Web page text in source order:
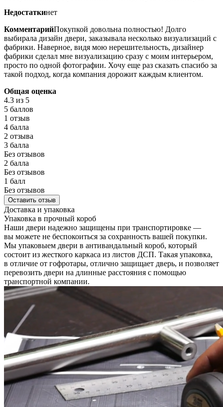
Недостаткинет
КомментарийПокупкой довольна полностью! Долго
выбирала дизайн двери, заказывала несколько визуализаций с
фабрики. Наверное, видя мою нерешительность, дизайнер
фабрики сделал мне визуализацию сразу с моим интерьером,
просто по одной фотографии. Хочу еще раз сказать спасибо за
такой подход, когда компания дорожит каждым клиентом.
Общая оценка
4.3 из 5
5 баллов
1 отзыв
4 балла
2 отзыва
3 балла
Без отзывов
2 балла
Без отзывов
1 балл
Без отзывов
Оставить отзыв
Доставка и упаковка
Упаковка в прочный короб
Наши двери надежно защищены при транспортировке —
вы можете не беспокоиться за сохранность вашей покупки.
Мы упаковыем двери в антивандальный короб, который
состоит из жесткого каркаса из листов ДСП. Такая упаковка,
в отличие от гофротары, отлично защищает дверь, и позволяет
перевозить двери на длинные расстояния с помощью
транспортной компании.